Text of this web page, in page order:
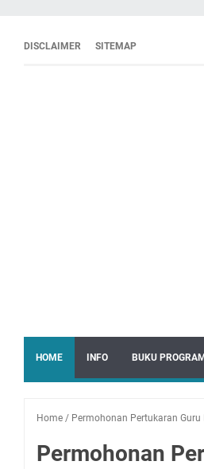
DISCLAIMER SITEMAP
HOME INFO BUKU PROGRAM
Home / Permohonan Pertukaran
Permohonan